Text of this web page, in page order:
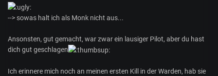
--> sowas halt ich als Monk nicht aus...
Ansonsten, gut gemacht, war zwar ein lausiger Pilot, aber du hast
dich gut geschlagen
Ich erinnere mich noch an meinen ersten Kill in der Warden, hab sie